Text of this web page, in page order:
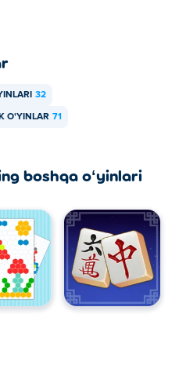
32
O'YINLAR 71
boshqa oʻyinlari